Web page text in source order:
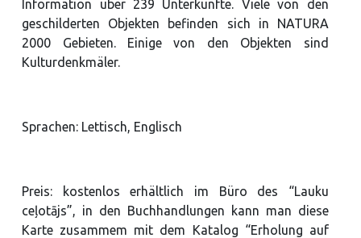
Information über 239 Unterkünfte. Viele von den
geschilderten Objekten befinden sich in NATURA
2000 Gebieten. Einige von den Objekten sind
Kulturdenkmäler.
Sprachen: Lettisch, Englisch
Preis: kostenlos erhältlich im Büro des “Lauku
ceļotājs”, in den Buchhandlungen kann man diese
Karte zusammem mit dem Katalog “Erholung auf